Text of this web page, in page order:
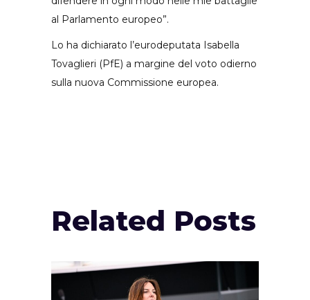
al Parlamento europeo”.
Lo ha dichiarato l’eurodeputata Isabella
Tovaglieri (PfE) a margine del voto odierno
sulla nuova Commissione europea.
Related Posts